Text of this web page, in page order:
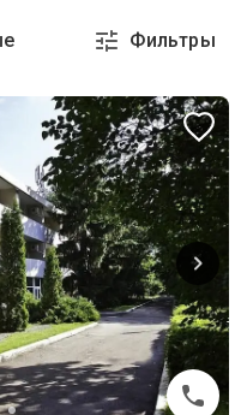
Фильтры